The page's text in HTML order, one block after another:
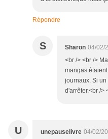
Répondre
S Sharon 04/02/
<br /> <br />
mangas
journaux. Si
d'arrêter.<br />
U unepauselivre 04/02/